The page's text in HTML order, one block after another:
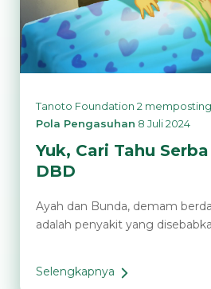
Tanoto Foundation 2
Pola Pengasuhan 8 Juli 2024
Yuk, Cari Tahu
DBD
Ayah dan Bunda, demam
adalah penyakit yang
Selengkapnya
Yuk,